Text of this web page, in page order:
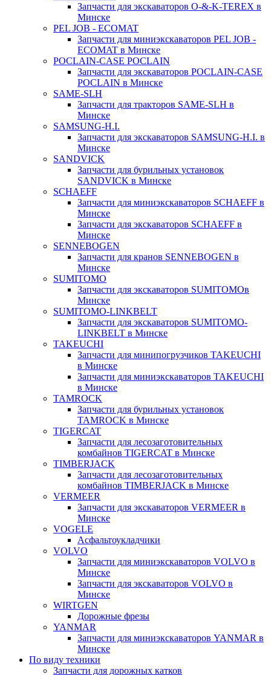
Запчасти для экскаваторов O-&-K-TEREX в
Минске
PEL JOB - ECOMAT
Запчасти для миниэкскаваторов PEL JOB -
ECOMAT в Минске
POCLAIN-CASE POCLAIN
Запчасти для экскаваторов POCLAIN-CASE
POCLAIN в Минске
SAME-SLH
Запчасти для тракторов SAME-SLH в
Минске
SAMSUNG-H.I.
Запчасти для экскаваторов SAMSUNG-H.I. в
Минске
SANDVICK
Запчасти для бурильных установок
SANDVICK в Минске
SCHAEFF
Запчасти для миниэкскаваторов SCHAEFF в
Минске
Запчасти для экскаваторов SCHAEFF в
Минске
SENNEBOGEN
Запчасти для кранов SENNEBOGEN в
Минске
SUMITOMO
Запчасти для экскаваторов SUMITOMOв
Минске
SUMITOMO-LINKBELT
Запчасти для экскаваторов SUMITOMO-
LINKBELT в Минске
TAKEUCHI
Запчасти для минипогрузчиков TAKEUCHI
в Минске
Запчасти для миниэкскаваторов TAKEUCHI
в Минске
TAMROCK
Запчасти для бурильных установок
TAMROCK в Минске
TIGERCAT
Запчасти для лесозаготовительных
комбайнов TIGERCAT в Минске
TIMBERJACK
Запчасти для лесозаготовительных
комбайнов TIMBERJACK в Минске
VERMEER
Запчасти для экскаваторов VERMEER в
Минске
VOGELE
Асфальтоукладчики
VOLVO
Запчасти для миниэкскаваторов VOLVO в
Минске
Запчасти для экскаваторов VOLVO в
Минске
WIRTGEN
Дорожные фрезы
YANMAR
Запчасти для миниэкскаваторов YANMAR в
Минске
По виду техники
Запчасти для дорожных катков